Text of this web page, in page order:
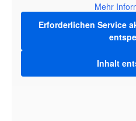
Mehr
Erforderlichen Service
Inhalt